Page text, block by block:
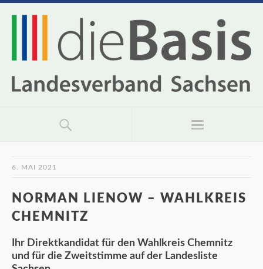
6. MAI 2021
NORMAN LIENOW – WAHLKREIS
CHEMNITZ
Ihr Direktkandidat für den Wahlkreis Chemnitz
und für die Zweitstimme auf der Landesliste